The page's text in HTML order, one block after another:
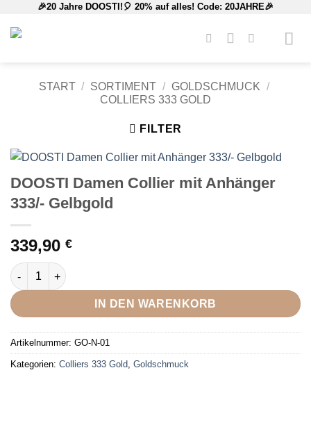
Inhalt
🎉20 Jahre DOOSTI!🎈 20% auf alles! Code: 20JAHRE🎉
START / SORTIMENT / GOLDSCHMUCK /
COLLIERS 333 GOLD
FILTER
DOOSTI Damen Collier mit Anhänger
333/- Gelbgold
339,90 €
DOOSTI Damen Collier mit Anhänger 333/- Gelbgold Menge
IN DEN WARENKORB
Artikelnummer: GO-N-01
Kategorien: Colliers 333 Gold, Goldschmuck